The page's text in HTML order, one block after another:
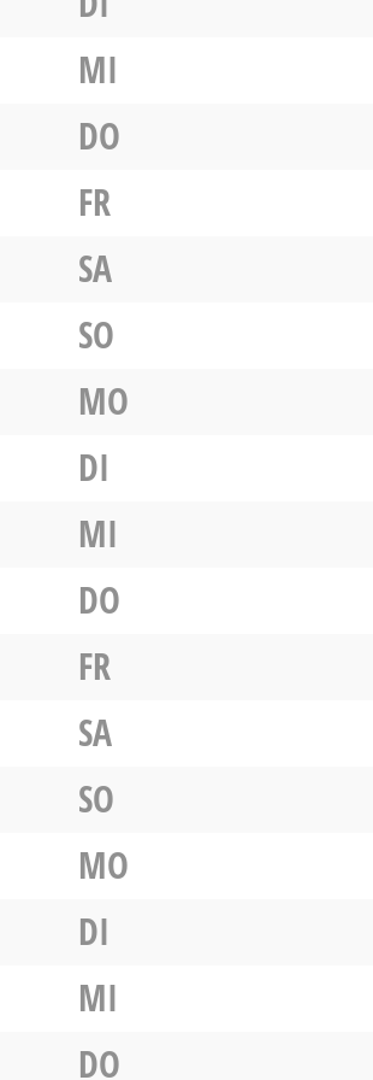
MI
DO
FR
SA
SO
MO
DI
MI
DO
FR
SA
SO
MO
DI
MI
DO